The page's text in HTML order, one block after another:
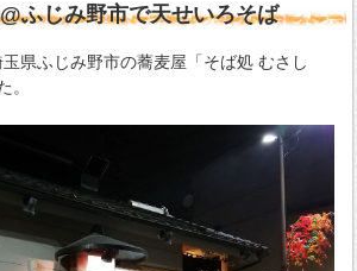
ふじみ野市で天せいろそば
県ふじみ野市の蕎麦屋「そば処 むさし
。